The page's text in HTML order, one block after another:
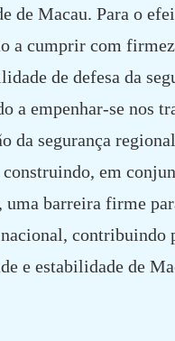
de Macau. Para o
a cumprir com
de defesa da
a empenhar-se nos
da segurança
em
uma barreira firme
contribuindo
e estabilidade de